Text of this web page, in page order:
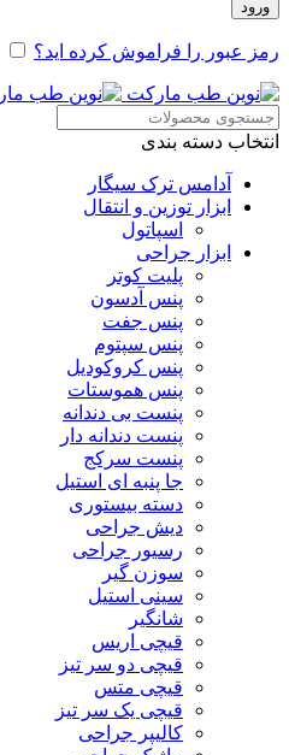
ورود
رمز عبور را فراموش کرده اید؟
انتخاب دسته بندی
آدامس ترک سیگار
ابزار توزین و انتقال
اسپاتول
ابزار جراحی
پلیت کوتر
پنس آدسون
پنس جفت
پنس سپتوم
پنس کروکودیل
پنس هموستات
پنست بی دندانه
پنست دندانه دار
پنست سرکج
جا پنبه ای استیل
دسته بیستوری
دیش جراحی
رسیور جراحی
سوزن گیر
سینی استیل
شانگیر
قیچی اریس
قیچی دو سر تیز
قیچی متس
قیچی یک سر تیز
کالیپر جراحی